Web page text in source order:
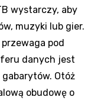
wystarczy, aby
muzyki lub gier.
przewaga pod
danych jest
Otóż
obudowę o